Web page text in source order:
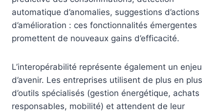
automatique d’anomalies, suggestions d’actions
d’amélioration : ces fonctionnalités émergentes
promettent de nouveaux gains d’efficacité.
L’interopérabilité représente également un enjeu
d’avenir. Les entreprises utilisent de plus en plus
d’outils spécialisés (gestion énergétique, achats
responsables, mobilité) et attendent de leur